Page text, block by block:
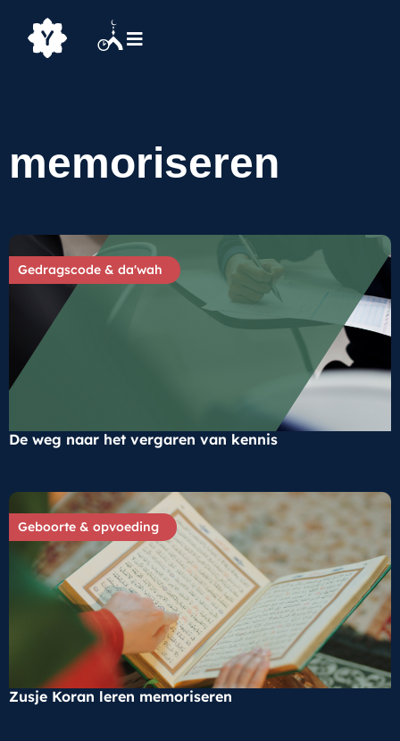
memoriseren
Gedragscode & da'wah
De weg naar het vergaren van kennis
Geboorte & opvoeding
Zusje Koran leren memoriseren